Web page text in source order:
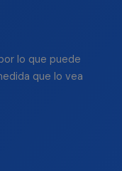
lo que puede
que lo vea